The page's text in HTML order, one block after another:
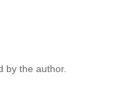
by the author.